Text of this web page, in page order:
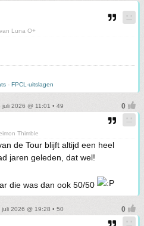
Luna O+
- FPCL-uitslagen
juli 2026 @ 11:01 • 49
Thimble
de Tour blijft altijd een heel
jaren geleden, dat wel!
die was dan ook 50/50
juli 2026 @ 19:28 • 50